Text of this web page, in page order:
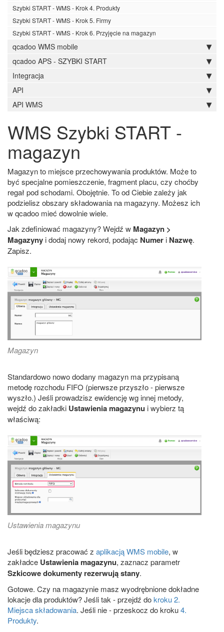
Szybki START - WMS - Krok 4. Produkty
Szybki START - WMS - Krok 5. Firmy
Szybki START - WMS - Krok 6. Przyjęcie na magazyn
qcadoo WMS mobile
qcadoo APS - SZYBKI START
Integracja
API
API WMS
WMS Szybki START -
magazyn
Magazyn to miejsce przechowywania produktów. Może to
być specjalne pomieszczenie, fragment placu, czy choćby
regał pod schodami. Obojętnie. To od Ciebie zależy jak
podzielisz obszary składowania na magazyny. Możesz ich
w qcadoo mieć dowolnie wiele.
Jak zdefiniować magazyny? Wejdź w Magazyn >
Magazyny i dodaj nowy rekord, podając Numer i Nazwę.
Zapisz.
Magazyn
Standardowo nowo dodany magazyn ma przypisaną
metodę rozchodu FIFO (pierwsze przyszło - pierwsze
wyszło.) Jeśli prowadzisz ewidencję wg innej metody,
wejdź do zakładki Ustawienia magazynu i wybierz tą
właściwą:
Ustawienia magazynu
Jeśli będziesz pracować z aplikacją WMS mobile, w
zakładce Ustawienia magazynu, zaznacz parametr
Szkicowe dokumenty rezerwują stany.
Gotowe. Czy na magazynie masz wyodrębnione dokładne
lokacje dla produktów? Jeśli tak - przejdź dokroku 2.
Miejsca składowania. Jeśli nie - przeskocz do kroku4.
Produkty.